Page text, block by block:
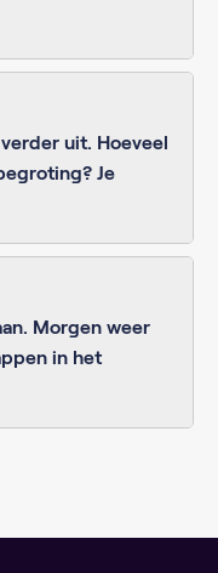
uit. Hoeveel
Je
Morgen weer
in het